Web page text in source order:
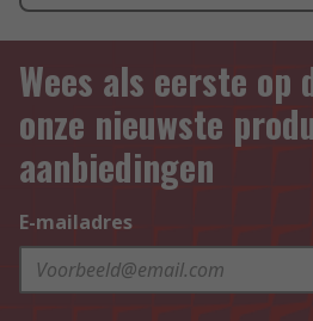
Wees als eerste op
onze nieuwste
aanbiedingen
E-mailadres